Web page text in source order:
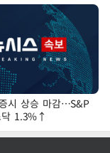
시 상승 마감…S&P
1.3%↑